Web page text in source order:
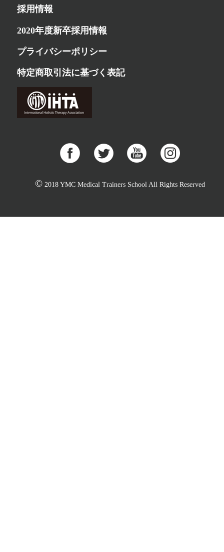
採用情報
2020年度新卒採用情報
プライバシーポリシー
特定商取引法に基づく表記
© 2018 YMC Medical Trainers School All Rights Reserved